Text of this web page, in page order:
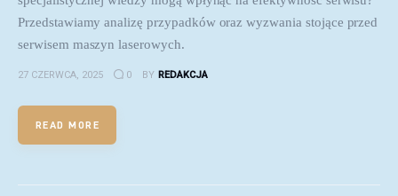
Przedstawiamy analizę przypadków oraz wyzwania stojące przed
serwisem maszyn laserowych.
27 CZERWCA, 2025 0 BY REDAKCJA
READ MORE